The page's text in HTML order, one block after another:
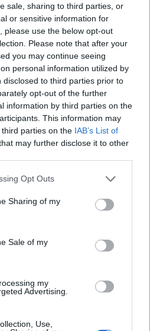
sale, sharing to third parties, or
or sensitive information for
please use the below opt-out
Please note that after your
you may continue seeing
personal information utilized by
to third parties prior to
opt-out of the further
information by third parties on the
This information may
parties on the IAB’s List of
may further disclose it to other
Opt Outs
Sharing of my
Sale of my
my
Advertising.
Use,
oleja
podľa chuti
vychladnúť a očistite.
nadrobno, mrkvu si
veľké alebo 4 menšie)
mrkvou, najlepšie rukami, aby
nakrájanú cibuľu, soľ,
premiešajte a polejte
olejom.
ho necháte chvíľu odstáť.